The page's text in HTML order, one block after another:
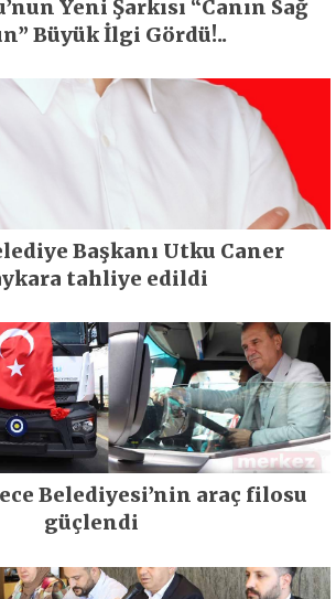
Yeni Şarkısı “Canın Sağ
Büyük İlgi Gördü!..
Başkanı Utku Caner
tahliye edildi
Belediyesi’nin araç filosu
güçlendi